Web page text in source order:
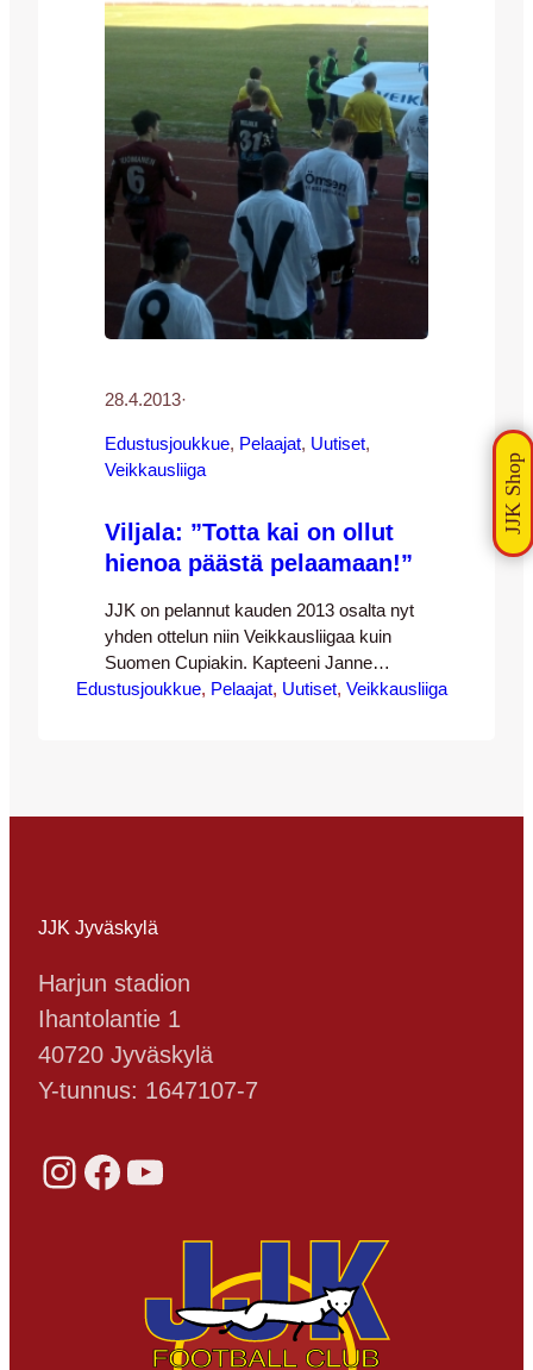
tärkeää – ja jos se tuntuu hiipuvan, ei
työnteko tunnu mielekkäältä. Nyt…
28.4.2013·
Edustusjoukkue, Pelaajat, Uutiset
Veikkausliiga
Viljala: ”Totta kai on ollut
hienoa päästä pelaamaan!”
JJK on pelannut kauden 2013 osalta nyt
yhden ottelun niin Veikkausliigaa kuin
Suomen Cupiakin. Kapteeni Janne
Korhosen oltua sivussa lievän reisivaivan
liigadebyyttinsä kun Viljala teki viime
Edustusjoukkue, Pelaajat, Uutiset, Veikkausliiga
JJK Jyväskylä
Harjun stadion
Ihantolantie 1
40720 Jyväskylä
Y-tunnus: 1647107-7
Instagram Facebook YouTube